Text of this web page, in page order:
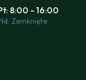
8:00 - 16:00
Zamknięte